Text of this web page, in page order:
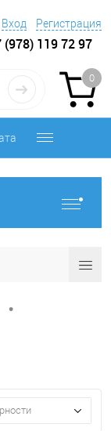
Вход Регистрация
(978) 119 72 97
0
•